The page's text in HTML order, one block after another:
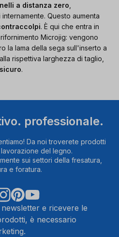
a distanza zero
Questo aumenta
. È qui che entra in
Microjig: vengono
la lama della sega sull'inserto a
rispettiva larghezza di taglio,
.
professionale.
Da noi troverete prodotti
del legno.
sui settori della fresatura,
e foratura.
e ricevere le
è necessario